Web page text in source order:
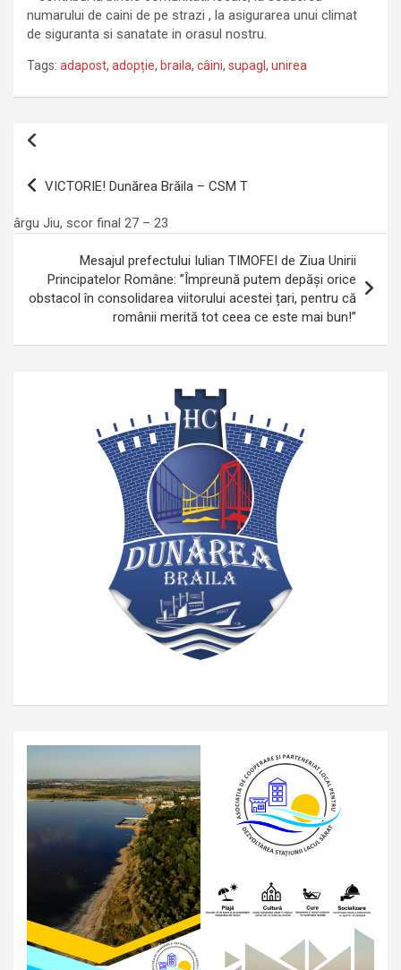
numarului de caini de pe strazi , la asigurarea unui climat
de siguranta si sanatate in orasul nostru.
Tags: adapost, adopție, braila, câini, supagl, unirea
Navigare
articole
VICTORIE! Dunărea Brăila – CSM T
ârgu Jiu, scor final 27 – 23
Mesajul prefectului Iulian TIMOFEI de Ziua Unirii
Principatelor Române: ”Împreună putem depăși orice
obstacol în consolidarea viitorului acestei țari, pentru că
românii merită tot ceea ce este mai bun!”